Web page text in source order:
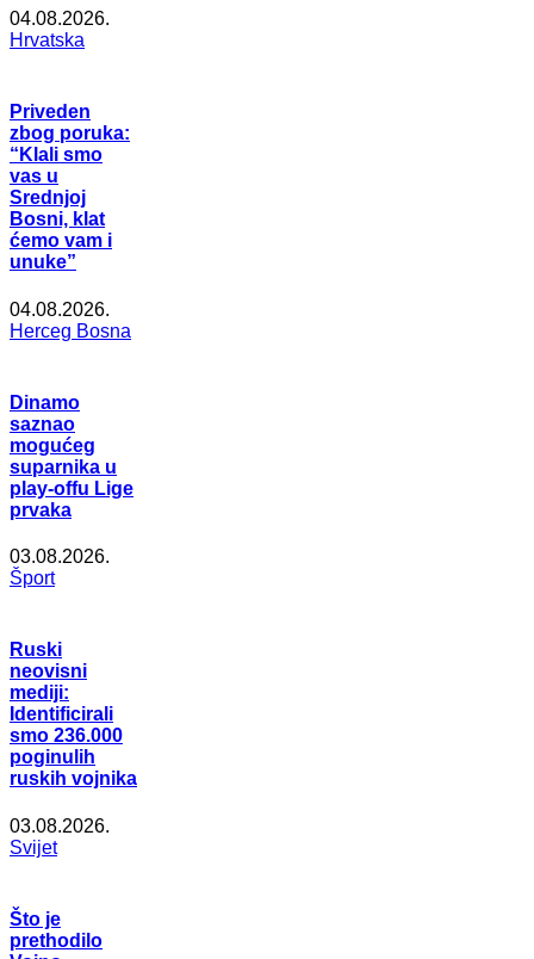
04.08.2026.
Hrvatska
Priveden
zbog poruka:
“Klali smo
vas u
Srednjoj
Bosni, klat
ćemo vam i
unuke”
04.08.2026.
Herceg Bosna
Dinamo
saznao
mogućeg
suparnika u
play-offu Lige
prvaka
03.08.2026.
Šport
Ruski
neovisni
mediji:
Identificirali
smo 236.000
poginulih
ruskih vojnika
03.08.2026.
Svijet
Što je
prethodilo